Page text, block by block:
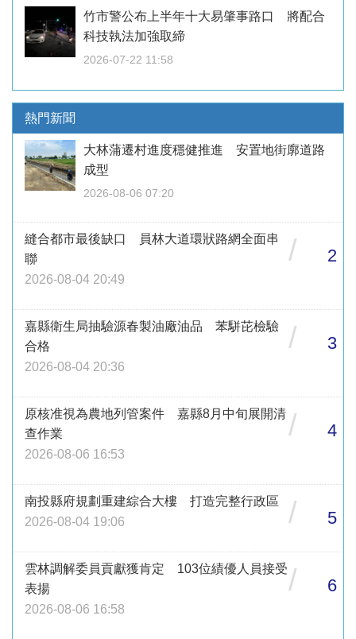
竹市警公布上半年十大易肇事路口 將配合
科技執法加強取締
2026-07-22 11:58
熱門新聞
大林蒲遷村進度穩健推進 安置地街廓道路
成型
2026-08-06 07:20
縫合都市最後缺口 員林大道環狀路網全面串
聯
2026-08-04 20:49
/ 2
嘉縣衛生局抽驗源春製油廠油品 苯駢芘檢驗
合格
2026-08-04 20:36
/ 3
原核准視為農地列管案件 嘉縣8月中旬展開清
查作業
2026-08-06 16:53
/ 4
南投縣府規劃重建綜合大樓 打造完整行政區
2026-08-04 19:06
/ 5
雲林調解委員貢獻獲肯定 103位績優人員接受
表揚
2026-08-06 16:58
/ 6